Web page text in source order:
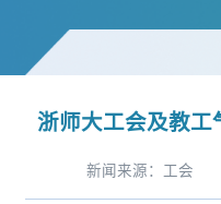
浙师大工会及教工
新闻来源：工会